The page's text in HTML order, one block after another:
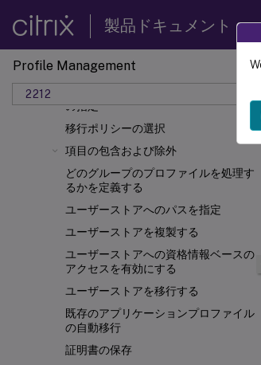
製品ドキュメント
Profile Management
2212
ついて
プロファイルの競合の解決
Profile Managementの有効化
の指定
移行ポリシーの選択
項目の包含および除外
どのグループのプロファイルを処理す
るかを定義する
ユーザーストアへのパスを指定
ユーザーストアを複製する
ユーザーストアへの資格情報ベースの
アクセスを有効にする
ユーザーストアを移行する
既存のアプリケーションプロファイル
の自動移行
証明書の保存